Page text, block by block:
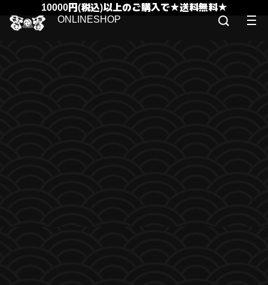
10000円(税込)以上のご購入で★送料無料★
ONLINESHOP